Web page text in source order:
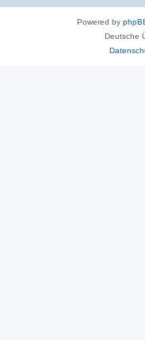
Powered by
Deutsche